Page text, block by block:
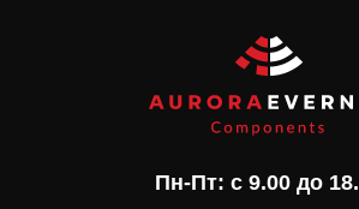
Пн-Пт: с 9.00 до